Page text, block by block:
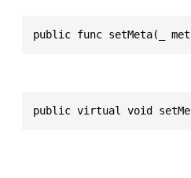
public func setMeta(_
public virtual void